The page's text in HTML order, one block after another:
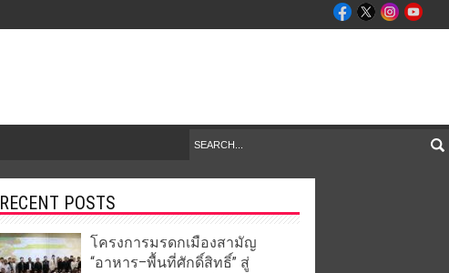
RECENT POSTS
โครงการมรดกเมืองสามัญ
“อาหาร–พื้นที่ศักดิ์สิทธิ์” สู่